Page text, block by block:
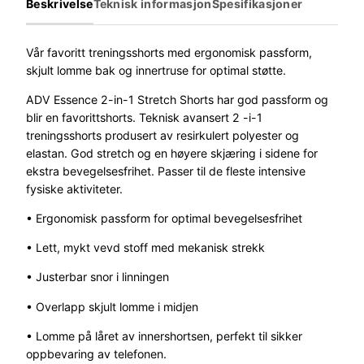
d
v
s
s
e
n
c
e
I
1
h
o
BeskrivelseTeknisk informasjonSpesifikasjoner
Vår favoritt treningsshorts med ergonomisk passform,
skjult lomme bak og innertruse for optimal støtte.
ADV Essence 2-in-1 Stretch Shorts har god passform og
blir en favorittshorts. Teknisk avansert 2 -i-1
treningsshorts produsert av resirkulert polyester og
elastan. God stretch og en høyere skjæring i sidene for
ekstra bevegelsesfrihet. Passer til de fleste intensive
fysiske aktiviteter.
• Ergonomisk passform for optimal bevegelsesfrihet
• Lett, mykt vevd stoff med mekanisk strekk
• Justerbar snor i linningen
• Overlapp skjult lomme i midjen
• Lomme på låret av innershortsen, perfekt til sikker
oppbevaring av telefonen.